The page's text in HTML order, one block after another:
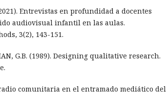
Entrevistas en profundidad a docentes
audiovisual infantil en las aulas.
3(2), 143-151.
G.B. (1989). Designing qualitative research.
comunitaria en el entramado mediático del